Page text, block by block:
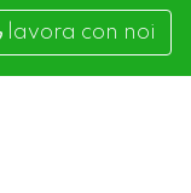
lavora con noi